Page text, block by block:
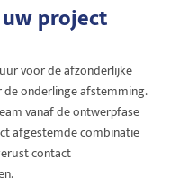
project
voor de afzonderlijke
onderlinge afstemming.
vanaf de ontwerpfase
afgestemde combinatie
contact
.